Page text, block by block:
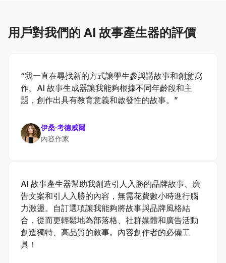
用戶對我們的 AI 故事產生器的評價
“我一直在尋找新的方式讓學生參與講故事和創意寫
作。AI 故事生成器讓我能夠根據不同年齡段和主
題，創作出具有教育意義和啟發性的故事。”
伊桑·考德威爾
內容作家
AI 故事產生器幫助我創造引人入勝的品牌故事、廣
告文案和引人入勝的內容，無需花費數小時進行腦
力激盪。自訂選項讓我能夠將故事與品牌風格結
合，從而更輕鬆地為部落格、社群媒體和廣告活動
創造獨特、高品質的敘事。內容創作者的必備工
具！